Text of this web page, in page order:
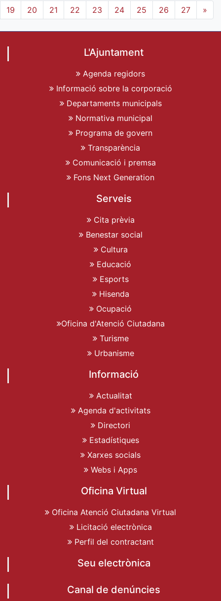
19 20 21 22 23 24 25 26 27 »
L'Ajuntament
Agenda regidors
Informació sobre la corporació
Departaments municipals
Normativa municipal
Programa de govern
Transparència
Comunicació i premsa
Fons Next Generation
Serveis
Cita prèvia
Benestar social
Cultura
Educació
Esports
Hisenda
Ocupació
Oficina d'Atenció Ciutadana
Turisme
Urbanisme
Informació
Actualitat
Agenda d'activitats
Directori
Estadístiques
Xarxes socials
Webs i Apps
Oficina Virtual
Oficina Atenció Ciutadana Virtual
Licitació electrònica
Perfil del contractant
Seu electrònica
Canal de denúncies